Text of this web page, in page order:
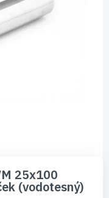
25x100
(vodotesný)